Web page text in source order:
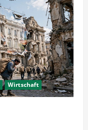
Wirtschaft